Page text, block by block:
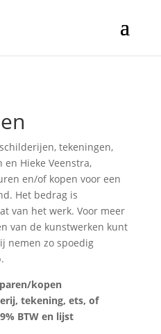
tekeningen,
en Hieke Veenstra,
en/of kopen voor een
Het bedrag is
van het werk. Voor meer
van de kunstwerken kunt
nemen zo spoedig
kopen
tekening, ets, of
BTW en lijst